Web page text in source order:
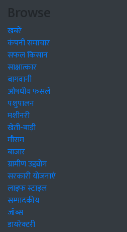
Browse
खबरें
कंपनी समाचार
सफल किसान
साक्षात्कार
बागवानी
औषधीय फसलें
पशुपालन
मशीनरी
खेती-बाड़ी
मौसम
बाजार
ग्रामीण उद्द्योग
सरकारी योजनाएं
लाइफ स्टाइल
सम्पादकीय
जॉब्स
डायरेक्टरी